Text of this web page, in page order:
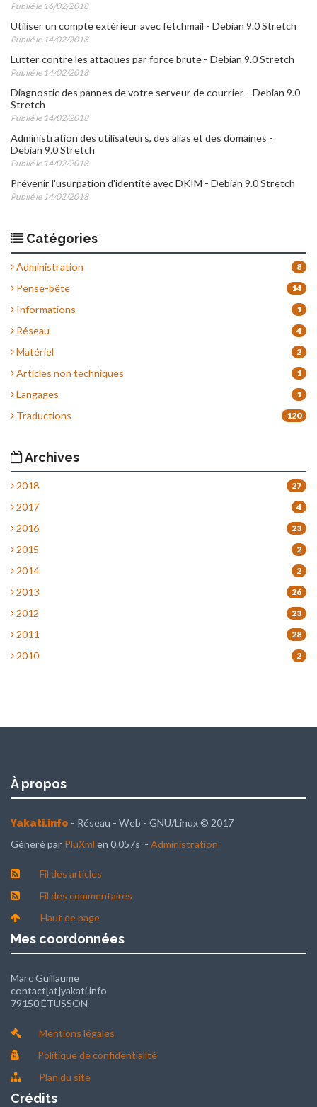
Publié le 16/02/2018
Utiliser un compte extérieur avec fetchmail - Debian 9.0 Stretch
Publié le 14/02/2018
Lutter contre les attaques par force brute - Debian 9.0 Stretch
Publié le 14/02/2018
Diagnostic des pannes de votre serveur de courrier - Debian 9.0
Stretch
Publié le 14/02/2018
Administration des utilisateurs, des alias et des domaines -
Debian 9.0 Stretch
Publié le 14/02/2018
Prévenir l'usurpation d'identité avec DKIM - Debian 9.0 Stretch
Publié le 14/02/2018
Catégories
Administration 8
Pense-bête 14
Informations 1
Réseau 4
Matériel 2
Articles non techniques 1
Langages 1
Traductions 120
Archives
2018 27
2017 4
2016 23
2015 2
2014 2
2013 26
2012 23
2011 28
2010 2
À propos
Yakati.info - Réseau - Web - GNU/Linux © 2017
Généré par PluXml en 0.057s - Administration
Fil des articles
Fil des commentaires
Haut de page
Mes coordonnées
Marc Guillaume
contact[at]yakati.info
79150 ÉTUSSON
Mentions légales
Politique de confidentialité
Plan du site
Crédits